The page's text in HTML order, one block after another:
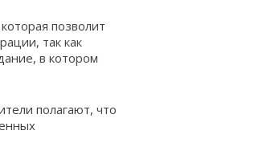
позволит
так как
в котором
полагают, что